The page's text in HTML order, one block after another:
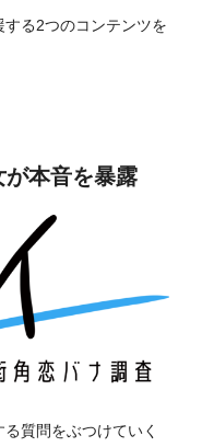
する2つのコンテンツを
本音を暴露
質問をぶつけていく